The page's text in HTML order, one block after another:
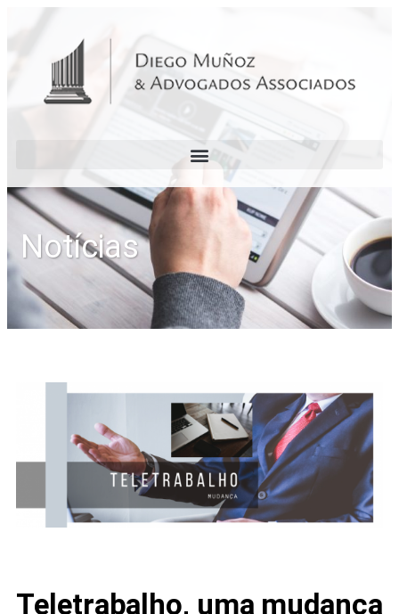
Notícias
Teletrabalho, uma mudança